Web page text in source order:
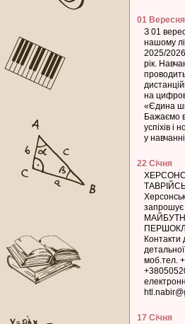
01 Вересня
З 01
нашому
2025/
рік.
на
«Єдина
Бажаємо
успіхів і
у
22 Січня
запрошує
Контакти
моб.тел.
17 Січня